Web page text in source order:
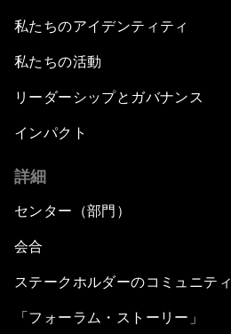
私たちのアイデンティティ
私たちの活動
リーダーシップとガバナンス
インパクト
詳細
センター（部門）
会合
ステークホルダーのコミュニティ
「フォーラム・ストーリー」